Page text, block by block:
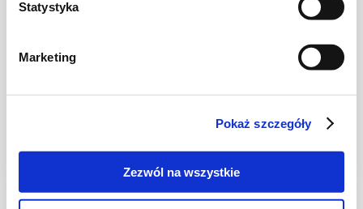
Statystyka
Marketing
Pokaż szczegóły
Zezwól na wszystkie
CIASTA I TORTY
3659 kcal